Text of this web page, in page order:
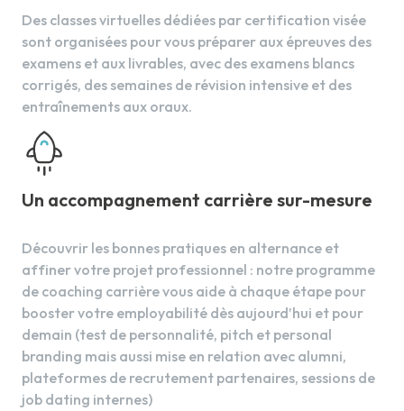
La fabrication de la viennoiserie
Le matériel utilisé en viennoiserie
Le pain au lait
Le pain brioché
Le pain aux raisins
chez l'enfant et le nourrisson
Des classes virtuelles dédiées par certification visée
sont organisées pour vous préparer aux épreuves des
examens et aux livrables, avec des examens blancs
corrigés, des semaines de révision intensive et des
entraînements aux oraux.
Un accompagnement carrière sur-mesure
Découvrir les bonnes pratiques en alternance et
affiner votre projet professionnel : notre programme
de coaching carrière vous aide à chaque étape pour
booster votre employabilité dès aujourd’hui et pour
demain (test de personnalité, pitch et personal
branding mais aussi mise en relation avec alumni,
plateformes de recrutement partenaires, sessions de
job dating internes)